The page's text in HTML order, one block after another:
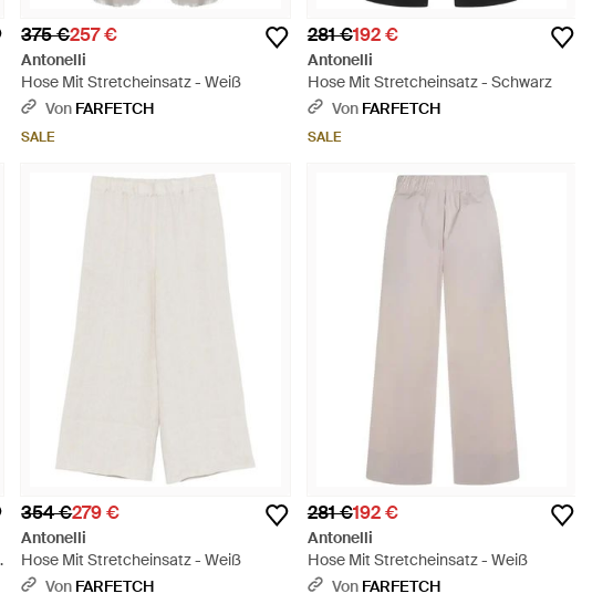
375 €257 €
Antonelli
Hose Mit Stretcheinsatz - Weiß
Von FARFETCH
SALE
281 €192 €
Antonelli
Hose Mit Stretcheinsatz - Schwarz
Von FARFETCH
SALE
354 €279 €
Antonelli
Hose Mit Stretcheinsatz - Weiß
Von FARFETCH
281 €192 €
Antonelli
Hose Mit Stretcheinsatz - Weiß
Von FARFETCH